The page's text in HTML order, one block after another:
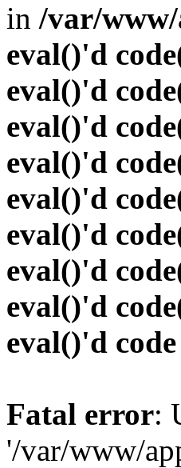
in /var/
eval()'d
eval()'d
eval()'d
eval()'d
eval()'d
eval()'d
eval()'d
eval()'d
eval()'d code
Fatal error:
'/var/www/